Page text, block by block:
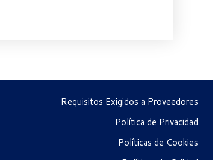
Requisitos Exigidos a Proveedores
Política de Privacidad
Políticas de Cookies